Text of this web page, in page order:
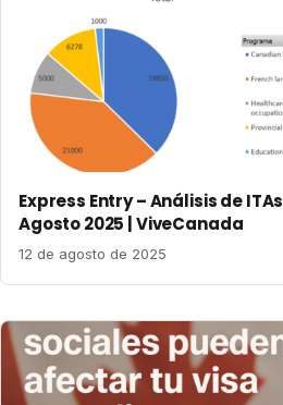
Express Entry – Análisis de ITAs
Agosto 2025 | ViveCanada
12 de agosto de 2025